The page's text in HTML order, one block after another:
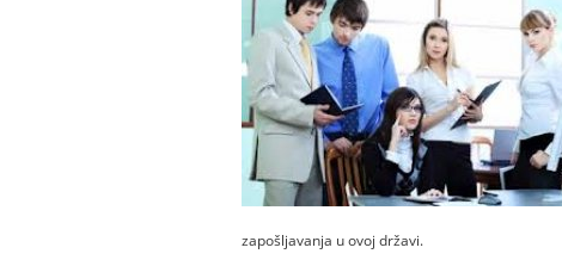
zapošljavanja u ovoj državi.